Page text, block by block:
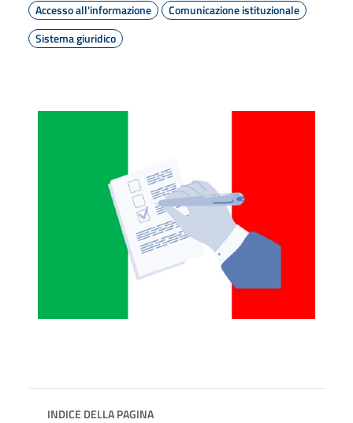
Accesso all'informazione
Comunicazione istituzionale
Sistema giuridico
INDICE DELLA PAGINA